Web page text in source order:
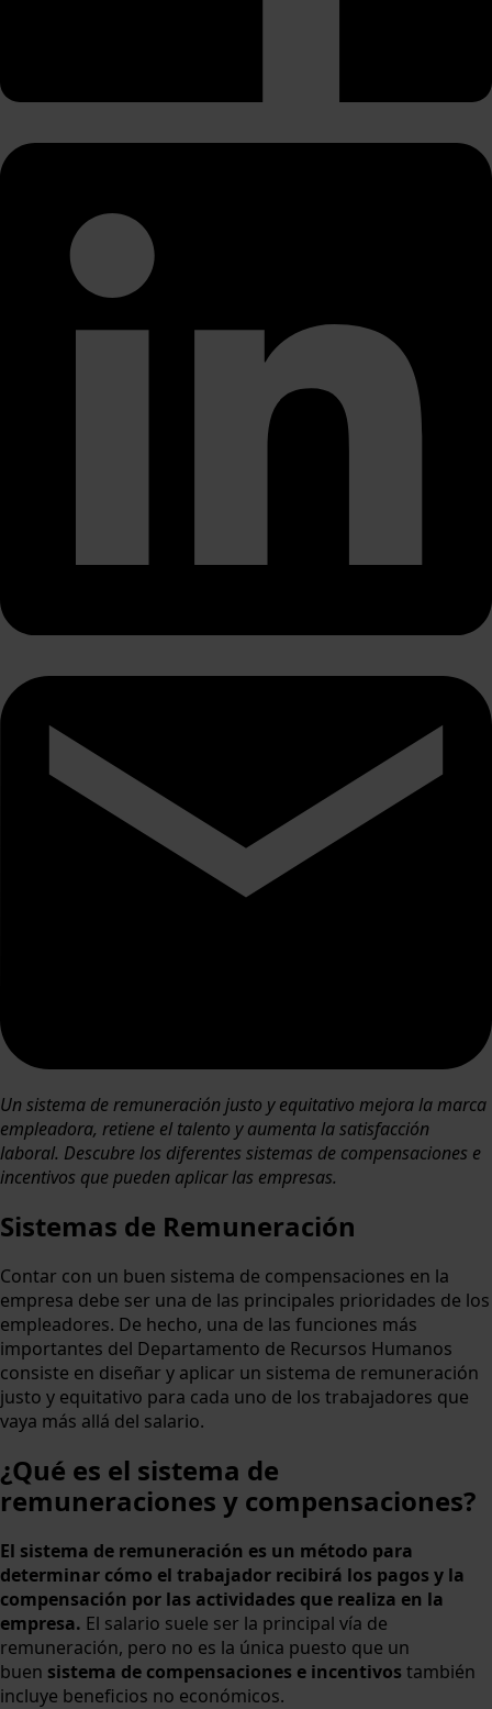
Un sistema de remuneración justo y equitativo mejora la marca
empleadora, retiene el talento y aumenta la satisfacción
laboral. Descubre los diferentes sistemas de compensaciones e
incentivos que pueden aplicar las empresas.
Sistemas de Remuneración
Contar con un buen sistema de compensaciones en la
empresa debe ser una de las principales prioridades de los
empleadores. De hecho, una de las funciones más
importantes del Departamento de Recursos Humanos
consiste en diseñar y aplicar un sistema de remuneración
justo y equitativo para cada uno de los trabajadores que
vaya más allá del salario.
¿Qué es el sistema de
remuneraciones y compensaciones?
El sistema de remuneración es un método para
determinar cómo el trabajador recibirá los pagos y la
compensación por las actividades que realiza en la
empresa. El salario suele ser la principal vía de
remuneración, pero no es la única puesto que un
buen sistema de compensaciones e incentivos también
incluye beneficios no económicos.